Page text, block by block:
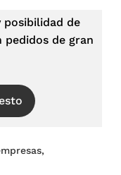
posibilidad de
de gran
,